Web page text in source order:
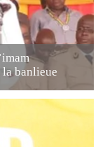
la banlieue